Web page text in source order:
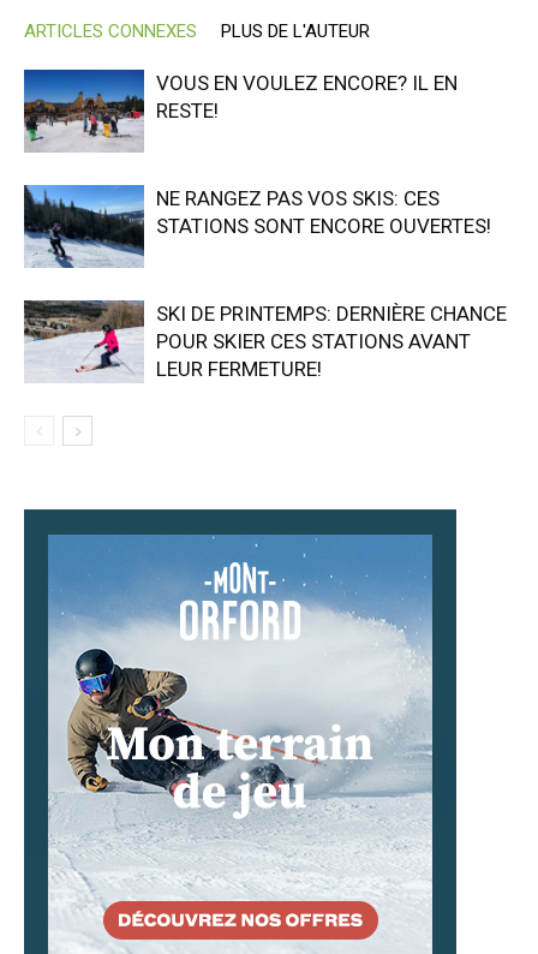
ARTICLES CONNEXES PLUS DE L'AUTEUR
VOUS EN VOULEZ ENCORE? IL EN
RESTE!
NE RANGEZ PAS VOS SKIS: CES
STATIONS SONT ENCORE OUVERTES!
SKI DE PRINTEMPS: DERNIÈRE CHANCE
POUR SKIER CES STATIONS AVANT
LEUR FERMETURE!